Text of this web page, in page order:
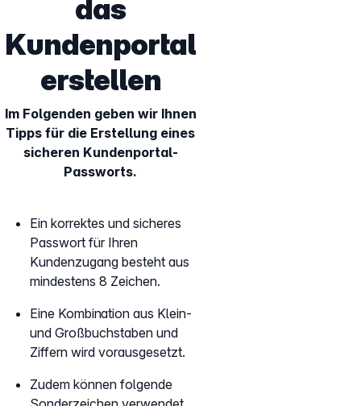
das
Kundenportal
erstellen
Im Folgenden geben wir Ihnen
Tipps für die Erstellung eines
sicheren Kundenportal-
Passworts.
Ein korrektes und sicheres
Passwort für Ihren
Kundenzugang besteht aus
mindestens 8 Zeichen.
Eine Kombination aus Klein-
und Großbuchstaben und
Ziffern wird vorausgesetzt.
Zudem können folgende